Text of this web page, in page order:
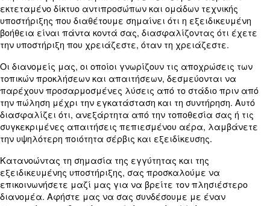
Συνεργάτης
Αναγνωρίζουμε τον κρίσιμο ρόλο ενός
στην κάλυψη των αναγκών σας σε πεπιεσμένο
εκτεταμένο δίκτυο αντιπροσώπων και ομάδων
υποστήριξης που διαθέτουμε σημαίνει ότι η
βοήθεια είναι πάντα κοντά σας, διασφαλίζοντας
την υποστήριξη που χρειάζεστε, όταν τη
Οι διανομείς μας, οι οποίοι γνωρίζουν τις
τοπικών προκλήσεων και απαιτήσεων,